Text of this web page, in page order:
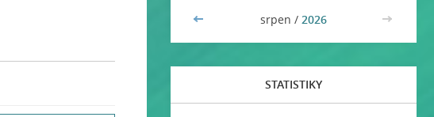
<< srpen / 2026 >>
STATISTIKY